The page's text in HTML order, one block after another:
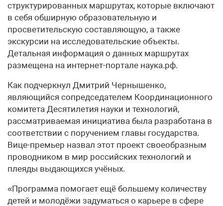
структурированных маршрутах, которые включают
в себя обширную образовательную и
просветительскую составляющую, а также
экскурсии на исследовательские объекты.
Детальная информация о данных маршрутах
размещена на интернет-портале наука.рф.
Как подчеркнул Дмитрий Чернышенко,
являющийся сопредседателем Координационного
комитета Десятилетия науки и технологий,
рассматриваемая инициатива была разработана в
соответствии с поручением главы государства.
Вице-премьер назвал этот проект своеобразным
проводником в мир российских технологий и
плеяды выдающихся учёных.
«Программа помогает ещё большему количеству
детей и молодёжи задуматься о карьере в сфере